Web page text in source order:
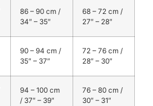
86 – 90 cm /
34″ – 35″
68 – 72 cm /
27″ – 28″
90 – 94 cm /
35″ – 37″
72 – 76 cm /
28″ – 30″
94 – 100 cm
/ 37″ – 39″
76 – 80 cm /
30″ – 31″